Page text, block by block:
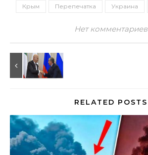
Крым Перепечатка Украина
Нет комментариев
RELATED POSTS